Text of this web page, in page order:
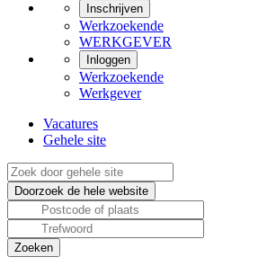
Inschrijven
Werkzoekende
WERKGEVER
Inloggen
Werkzoekende
Werkgever
Vacatures
Gehele site